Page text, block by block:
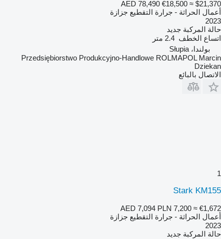
AED 78,490 €18,500 ≈ $21,370
أعمال الحراثة - جرارة التقطيع جزازة
2023
حالة المركبة جديد
اتساع الخطف 2.4 متر
بولندا، Słupia
Przedsiębiorstwo Produkcyjno-Handlowe ROLMAPOL Marcin
Dziekan
الاتصال بالبائع
1
Stark KM155
AED 7,094 PLN 7,200 ≈ €1,672
أعمال الحراثة - جرارة التقطيع جزازة
2023
حالة المركبة جديد